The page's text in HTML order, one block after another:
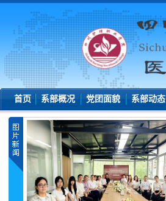
首页 系部概况 党团面貌 系部动态